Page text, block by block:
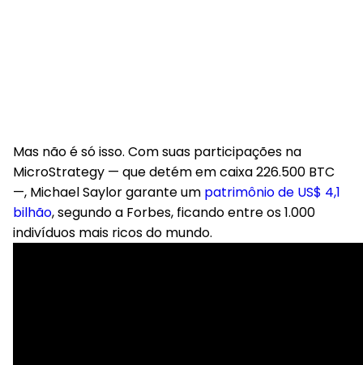
Mas não é só isso. Com suas participações na
MicroStrategy — que detém em caixa 226.500 BTC
—, Michael Saylor garante um patrimônio de US$ 4,1
bilhão, segundo a Forbes, ficando entre os 1.000
indivíduos mais ricos do mundo.